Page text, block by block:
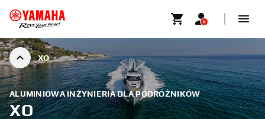
XO
ALUMINIOWA INŻYNIERIA DLA PODRÓŻNIKÓW
XO